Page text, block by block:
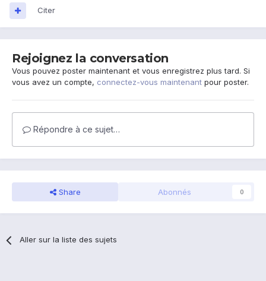
Citer
Rejoignez la conversation
Vous pouvez poster maintenant et vous enregistrez plus tard. Si
vous avez un compte, connectez-vous maintenant pour poster.
Répondre à ce sujet…
Share Abonnés 0
Aller sur la liste des sujets